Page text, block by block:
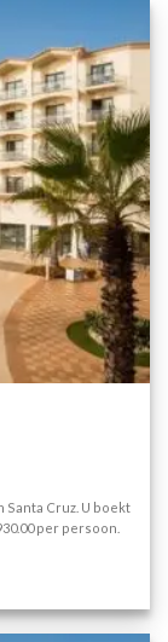
Santa Cruz. U boekt
per persoon.